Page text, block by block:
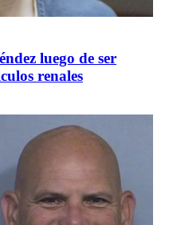
luego de ser
renales